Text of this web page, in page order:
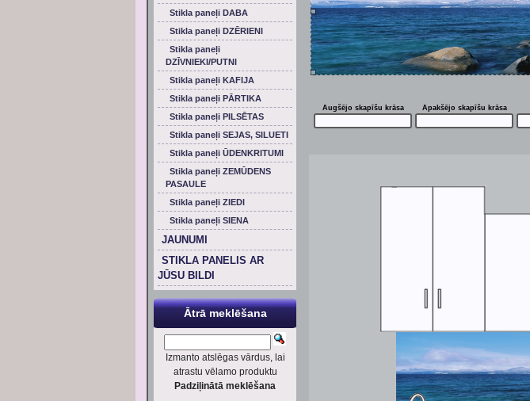
Augšējo skapīšu krāsa Apakšējo skapīšu krāsa
Stikla paneļi DABA
Stikla paneļi DZĒRIENI
Stikla paneļi
DZĪVNIEKI/PUTNI
Stikla paneļi KAFIJA
Stikla paneļi PĀRTIKA
Stikla paneļi PILSĒTAS
Stikla paneļi SEJAS, SILUETI
Stikla paneļi ŪDENKRITUMI
Stikla paneļi ZEMŪDENS
PASAULE
Stikla paneļi ZIEDI
Stikla paneļi SIENA
JAUNUMI
STIKLA PANELIS AR
JŪSU BILDI
Ātrā meklēšana
Izmanto atslēgas vārdus, lai
atrastu vēlamo produktu
Padziļinātā meklēšana